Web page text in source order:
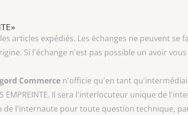
articles expédiés. Les échanges ne peuvent
Si l'échange n'est pas possible un avoir
Commerce n'officie qu'en tant
EMPREINTE. Il sera l'interlocuteur unique de
l'internaute pour toute question technique,